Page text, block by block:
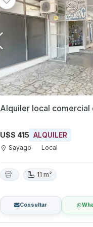
Alquiler local comercial
U$S 415 ALQUILER
Sayago Local
11 m²
Consultar